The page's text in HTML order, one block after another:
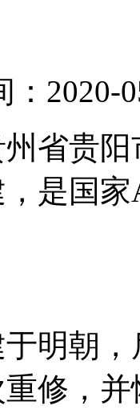
：2020-
贵阳
是国
朝，
修，